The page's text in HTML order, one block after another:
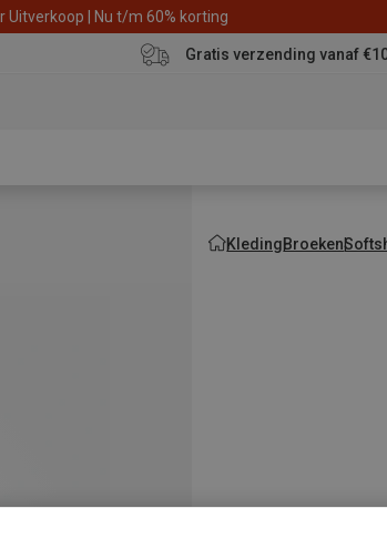
Uitverkoop | Nu t/m 60% korting
Gratis verzending vanaf
KledingBroeken